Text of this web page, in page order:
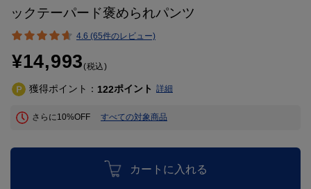
ックテーパード褒められパンツ
4.6 (65件のレビュー)
¥14,993(税込)
獲得ポイント： 122ポイント 詳細
さらに10%OFF すべての対象商品
カートに入れる